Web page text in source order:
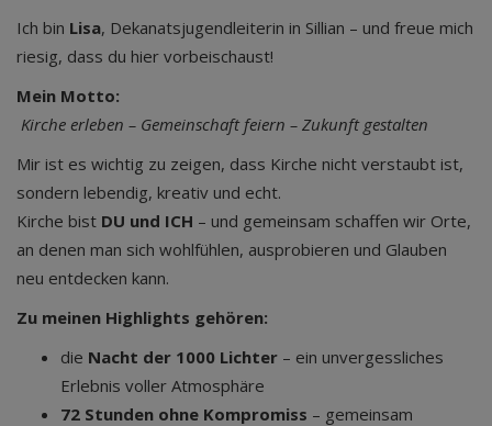
Ich bin Lisa, Dekanatsjugendleiterin in Sillian – und freue mich
riesig, dass du hier vorbeischaust!
Mein Motto:
Kirche erleben – Gemeinschaft feiern – Zukunft gestalten
Mir ist es wichtig zu zeigen, dass Kirche nicht verstaubt ist,
sondern lebendig, kreativ und echt.
Kirche bist DU und ICH – und gemeinsam schaffen wir Orte,
an denen man sich wohlfühlen, ausprobieren und Glauben
neu entdecken kann.
Zu meinen Highlights gehören:
die Nacht der 1000 Lichter – ein unvergessliches
Erlebnis voller Atmosphäre
72 Stunden ohne Kompromiss – gemeinsam